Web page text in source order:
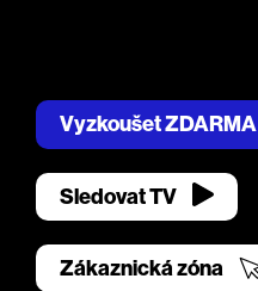
Vyzkoušet ZDARMA
Sledovat TV
Zákaznická zóna